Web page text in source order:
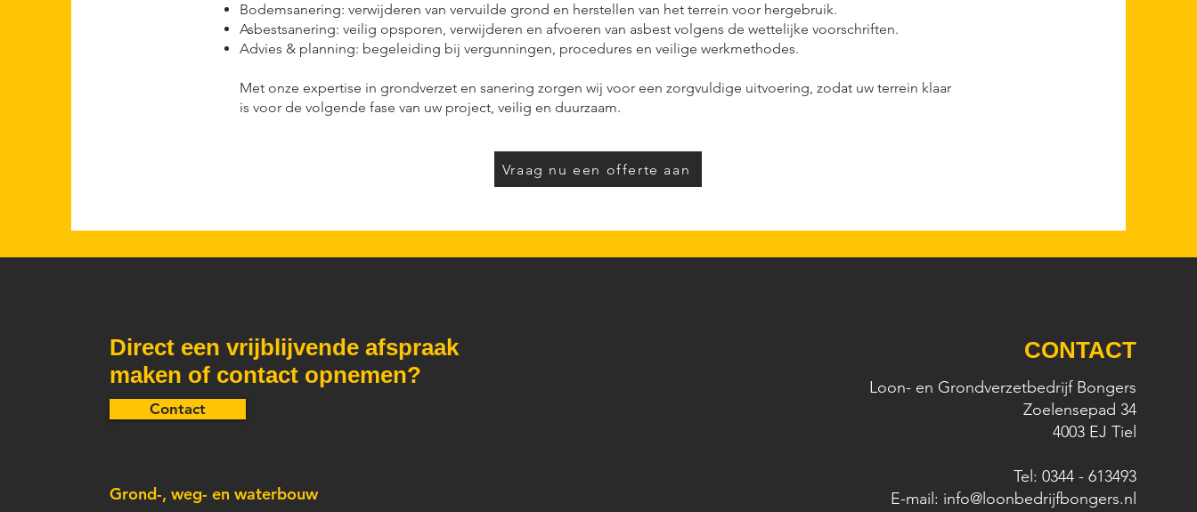
Bodemsanering: verwijderen van vervuilde grond en herstellen van het terrein voor hergebruik.
Asbestsanering: veilig opsporen, verwijderen en afvoeren van asbest volgens de wettelijke voorschriften.
Advies & planning: begeleiding bij vergunningen, procedures en veilige werkmethodes.
Met onze expertise in grondverzet en sanering zorgen wij voor een zorgvuldige uitvoering, zodat uw terrein klaar
is voor de volgende fase van uw project, veilig en duurzaam.
Vraag nu een offerte aan
Direct een vrijblijvende afspraak
maken of contact opnemen?
Contact
Grond-, weg- en waterbouw
CONTACT
Loon- en Grondverzetbedrijf Bongers
Zoelensepad 34
4003 EJ Tiel
Tel: 0344 - 613493
E-mail: info@loonbedrijfbongers.nl